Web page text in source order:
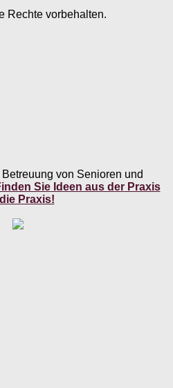
Rechte vorbehalten.
von Senioren und
Sie Ideen aus der Praxis
Praxis!